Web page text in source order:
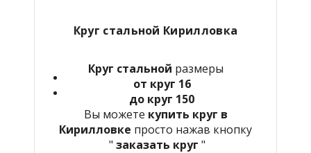
Круг стальной Кирилловка
Круг стальной размеры
от круг 16
до круг 150
Вы можете купить круг в
Кирилловке просто нажав кнопку
" заказать круг "